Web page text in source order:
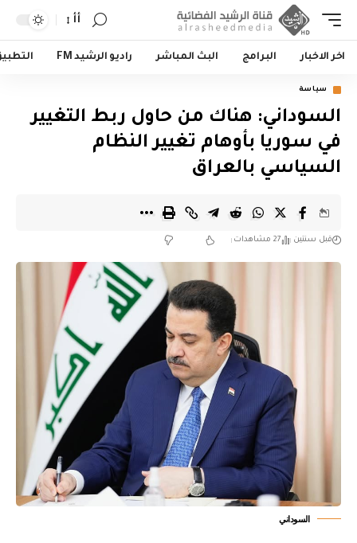
أأ
اخر الاخبار البرامج البث المباشر راديو الرشيد FM
سياسة
السوداني: هناك من حاول ربط التغيير
في سوريا بأوهام تغيير النظام
السياسي بالعراق
قبل سنتين 27 مشاهدات
السوداني